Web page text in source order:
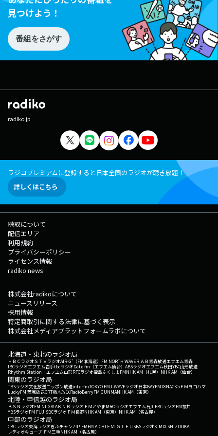
見つけよう！
番組をさがす
radiko.jp
ラジコプレミアムに登録すると日本全国のラジオが聴き放題！
詳しくはこちら
聴取について
配信エリア
利用規約
プライバシーポリシー
ライセンス情報
radiko news
株式会社radikoについて
ニュースリリース
採用情報
特定商取引に関する法律に基づく表示
株式会社メディアプラットフォームラボについて
北海道・東北のラジオ局
ＨＢＣラジオＳＴＶラジオAIR-G'（FM北海道） FM NORTH WAVEＲＡＢ青森放送エフエム青森
IBCラジオエフエム岩手tbcラジオDate fm（エフエム仙台） ABSラジオエフエム秋田YBC山形放送
Rhythm Station エフエム山形RFCラジオ福島ふくしまFMNHK AM（札幌） NHK AM（仙台）
関東のラジオ局
TBSラジオ文化放送ニッポン放送interfmTOKYO FMJ-WAVEラジオ日本BAYFM78NACK5 ＦＭヨコハマ
LuckyFM 茨城放送CRT栃木放送RadioBerryFM GUNMANHK AM（東京）
北陸・甲信越のラジオ局
ＢＳＮラジオFM NIIGATAＫＮＢラジオ ＦＭとやまMROラジオエフエム石川FBCラジオFM福井
YBSラジオFM FUJISBCラジオ ＦＭ長野NHK AM（東京） NHK AM（名古屋）
中部のラジオ局
CBCラジオ東海ラジオぎふチャンZIP-FMFM AICHI ＦＭ ＧＩＦＵ SBSラジオK-MIX SHIZUOKA
レディオキューブ ＦＭ三重NHK AM（名古屋）